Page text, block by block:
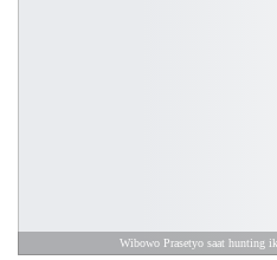
Wibowo Prasetyo saat hunting